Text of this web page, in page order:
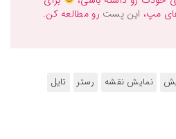
مپ، این پست رو مطالعه کن.
نمایش نقشه رستر
تایل